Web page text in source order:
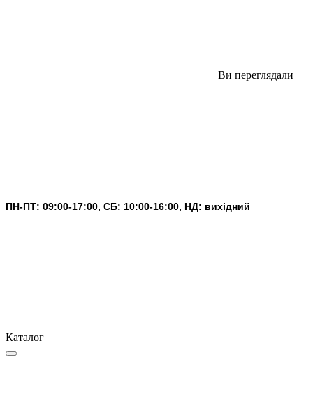
Ви переглядали
ПН-ПТ: 09:00-17:00, СБ: 10:00-16:00, НД: вихідний
Каталог